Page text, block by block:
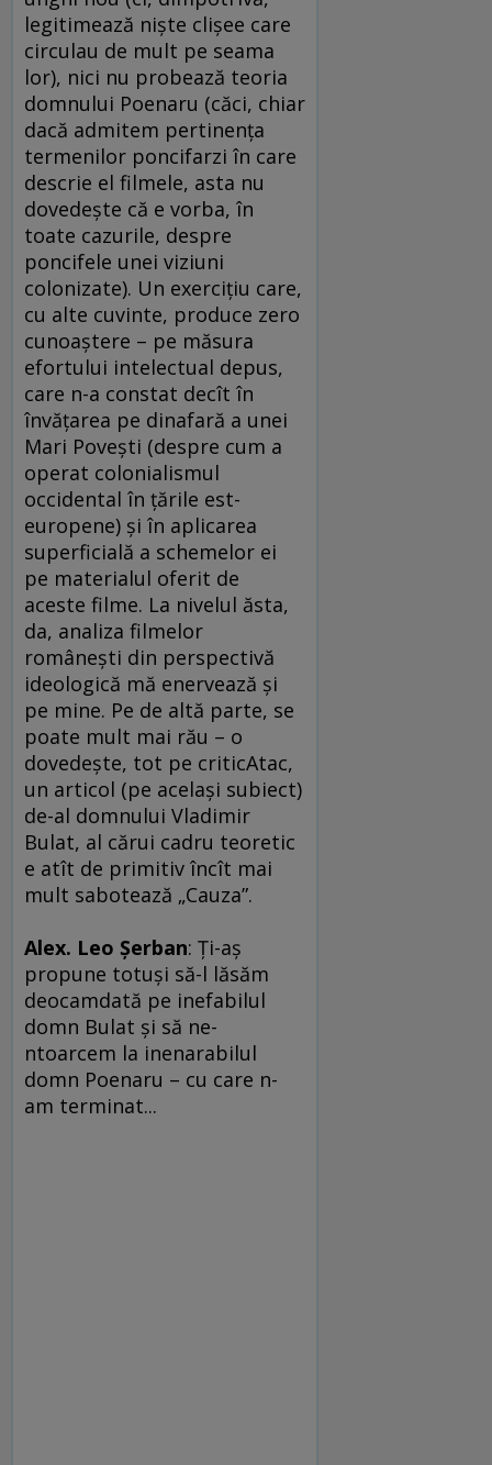
legitimează nişte clişee care
circulau de mult pe seama
lor), nici nu probează teoria
domnului Poenaru (căci, chiar
dacă admitem pertinenţa
termenilor poncifarzi în care
descrie el filmele, asta nu
dovedeşte că e vorba, în
toate cazurile, despre
poncifele unei viziuni
colonizate). Un exerciţiu care,
cu alte cuvinte, produce zero
cunoaştere – pe măsura
efortului intelectual depus,
care n-a constat decît în
învăţarea pe dinafară a unei
Mari Poveşti (despre cum a
operat colonialismul
occidental în ţările est-
europene) şi în aplicarea
superficială a schemelor ei
pe materialul oferit de
aceste filme. La nivelul ăsta,
da, analiza filmelor
româneşti din perspectivă
ideologică mă enervează şi
pe mine. Pe de altă parte, se
poate mult mai rău – o
dovedeşte, tot pe criticAtac,
un articol (pe acelaşi subiect)
de-al domnului Vladimir
Bulat, al cărui cadru teoretic
e atît de primitiv încît mai
mult sabotează „Cauza”.
Alex. Leo Şerban: Ţi-aş
propune totuşi să-l lăsăm
deocamdată pe inefabilul
domn Bulat şi să ne-
ntoarcem la inenarabilul
domn Poenaru – cu care n-
am terminat...